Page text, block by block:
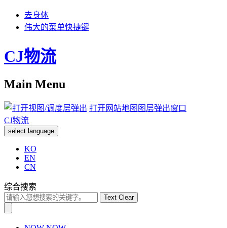
去身体
伟大的菜单快捷键
CJ物流
Main Menu
打开网站地图图层弹出窗口
CJ物流
select language
KO
EN
CN
综合搜索
Text Clear